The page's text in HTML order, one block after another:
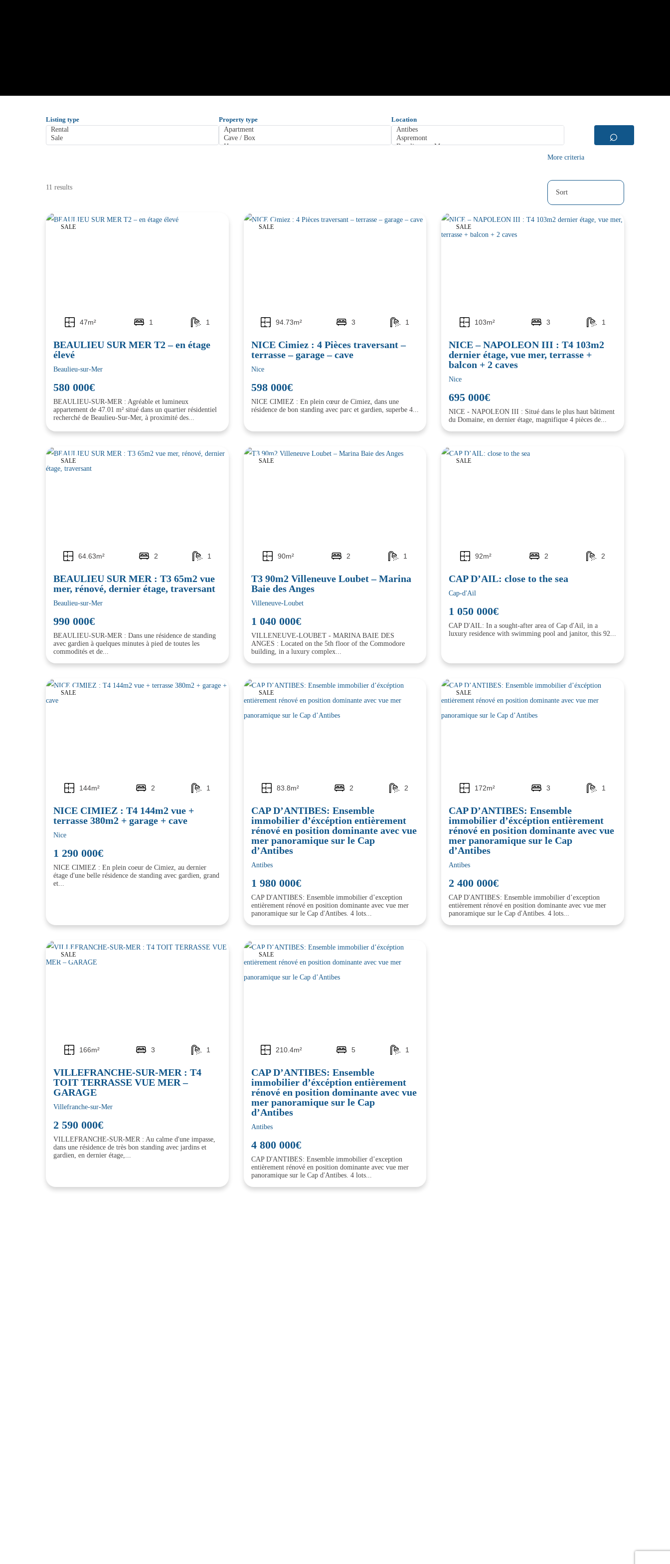
Listing type Property type Location
More criteria
⌕
11 results
SALE
47m² 1 1
BEAULIEU SUR MER T2 – en étage
élevé
Beaulieu-sur-Mer
580 000€
BEAULIEU-SUR-MER : Agréable et lumineux
appartement de 47.01 m² situé dans un quartier résidentiel
recherché de Beaulieu-Sur-Mer, à proximité des...
SALE
94.73m² 3 1
NICE Cimiez : 4 Pièces traversant –
terrasse – garage – cave
Nice
598 000€
NICE CIMIEZ : En plein cœur de Cimiez, dans une
résidence de bon standing avec parc et gardien, superbe 4...
SALE
103m² 3 1
NICE – NAPOLEON III : T4 103m2
dernier étage, vue mer, terrasse +
balcon + 2 caves
Nice
695 000€
NICE - NAPOLEON III : Situé dans le plus haut bâtiment
du Domaine, en dernier étage, magnifique 4 pièces de...
SALE
64.63m² 2 1
BEAULIEU SUR MER : T3 65m2 vue
mer, rénové, dernier étage, traversant
Beaulieu-sur-Mer
990 000€
BEAULIEU-SUR-MER : Dans une résidence de standing
avec gardien à quelques minutes à pied de toutes les
commodités et de...
SALE
90m² 2 1
T3 90m2 Villeneuve Loubet – Marina
Baie des Anges
Villeneuve-Loubet
1 040 000€
VILLENEUVE-LOUBET - MARINA BAIE DES
ANGES : Located on the 5th floor of the Commodore
building, in a luxury complex...
SALE
92m² 2 2
CAP D’AIL: close to the sea
Cap-d'Ail
1 050 000€
CAP D'AIL: In a sought-after area of Cap d'Ail, in a
luxury residence with swimming pool and janitor, this 92...
SALE
144m² 2 1
NICE CIMIEZ : T4 144m2 vue +
terrasse 380m2 + garage + cave
Nice
1 290 000€
NICE CIMIEZ : En plein coeur de Cimiez, au dernier
étage d'une belle résidence de standing avec gardien, grand
et...
SALE
83.8m² 2 2
CAP D’ANTIBES: Ensemble
immobilier d’éxcéption entièrement
rénové en position dominante avec vue
mer panoramique sur le Cap
d’Antibes
Antibes
1 980 000€
CAP D'ANTIBES: Ensemble immobilier d’exception
entièrement rénové en position dominante avec vue mer
panoramique sur le Cap d'Antibes. 4 lots...
SALE
172m² 3 1
CAP D’ANTIBES: Ensemble
immobilier d’éxcéption entièrement
rénové en position dominante avec vue
mer panoramique sur le Cap
d’Antibes
Antibes
2 400 000€
CAP D'ANTIBES: Ensemble immobilier d’exception
entièrement rénové en position dominante avec vue mer
panoramique sur le Cap d'Antibes. 4 lots...
SALE
166m² 3 1
VILLEFRANCHE-SUR-MER : T4
TOIT TERRASSE VUE MER –
GARAGE
Villefranche-sur-Mer
2 590 000€
VILLEFRANCHE-SUR-MER : Au calme d'une impasse,
dans une résidence de très bon standing avec jardins et
gardien, en dernier étage,...
SALE
210.4m² 5 1
CAP D’ANTIBES: Ensemble
immobilier d’éxcéption entièrement
rénové en position dominante avec vue
mer panoramique sur le Cap
d’Antibes
Antibes
4 800 000€
CAP D'ANTIBES: Ensemble immobilier d’exception
entièrement rénové en position dominante avec vue mer
panoramique sur le Cap d'Antibes. 4 lots...